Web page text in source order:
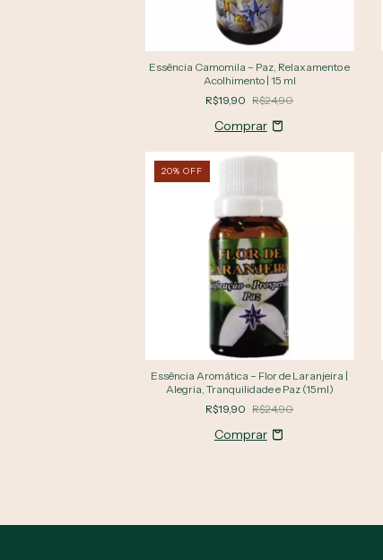
Essência Camomila – Paz, Relaxamento e
Acolhimento | 15 ml
R$19,90 R$24,90
20% OFF
Essência Aromática – Flor de Laranjeira |
Alegria, Tranquilidade e Paz (15ml)
R$19,90 R$24,90